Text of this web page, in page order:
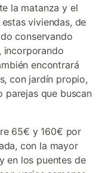
la matanza y el
viviendas, de
conservando
incorporando
encontrará
con jardín propio,
parejas que buscan
65€ y 160€ por
con la mayor
en los puentes de